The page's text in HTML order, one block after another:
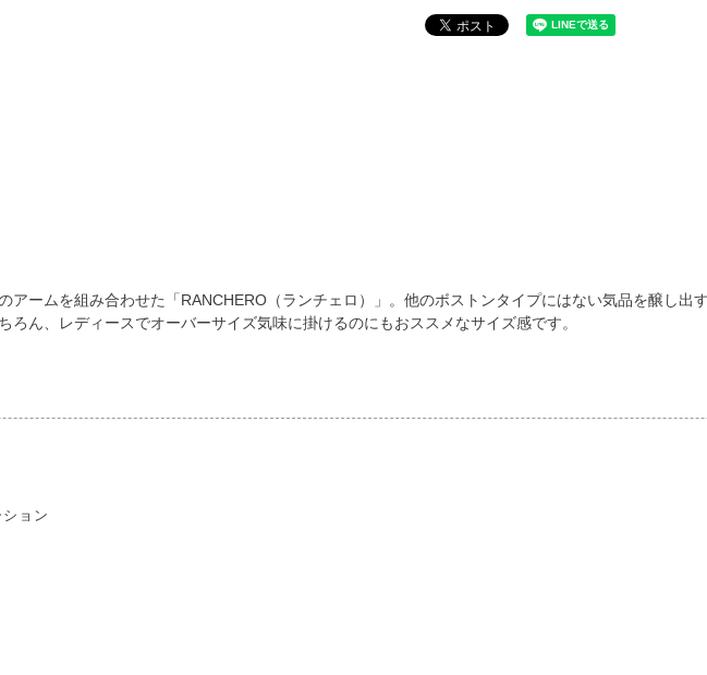
アームを組み合わせた「RANCHERO（ランチェロ）」。他のボストンタイプにはない気品を醸し出
ん、レディースでオーバーサイズ気味に掛けるのにもおススメなサイズ感です。
ョン